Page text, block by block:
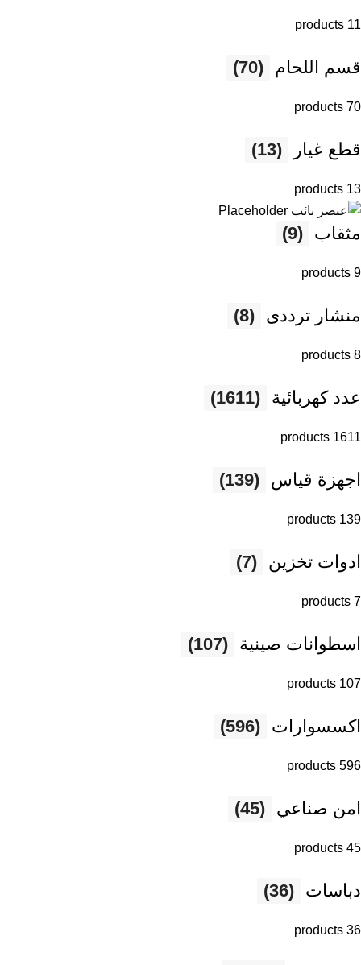
11 products
قسم اللحام (70)
70 products
قطع غيار (13)
13 products
مثقاب (9)
9 products
منشار ترددى (8)
8 products
عدد كهربائية (1611)
1611 products
اجهزة قياس (139)
139 products
ادوات تخزين (7)
7 products
اسطوانات صينية (107)
107 products
اكسسوارات (596)
596 products
امن صناعي (45)
45 products
دباسات (36)
36 products